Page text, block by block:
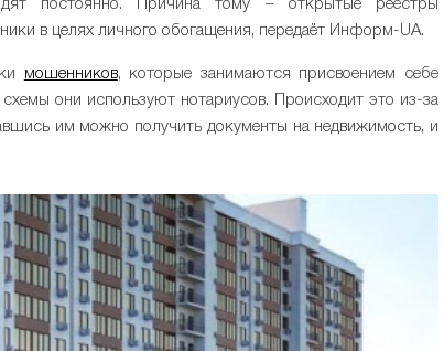
постоянно. Причина тому – открытые реестры
в целях личного обогащения, передаёт Информ-UA.
мошенников, которые занимаются присвоением себе
они используют нотариусов. Происходит это из-за
им можно получить документы на недвижимость, и